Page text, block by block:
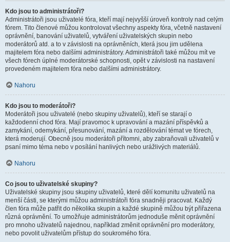
Kdo jsou to administrátoři?
Administrátoři jsou uživatelé fóra, kteří mají nejvyšší úroveň kontroly nad celým
fórem. Tito členové můžou kontrolovat všechny aspekty fóra, včetně nastavení
oprávnění, banování uživatelů, vytváření uživatelských skupin nebo
moderátorů atd. a to v závislosti na oprávněních, která jsou jim udělena
majitelem fóra nebo dalšími administrátory. Administrátoři také můžou mít ve
všech fórech úplné moderátorské schopnosti, opět v závislosti na nastavení
provedeném majitelem fóra nebo dalšími administrátory.
Nahoru
Kdo jsou to moderátoři?
Moderátoři jsou uživatelé (nebo skupiny uživatelů), kteří se starají o
každodenní chod fóra. Mají pravomoc k upravování a mazání příspěvků a
zamykání, odemykání, přesunování, mazání a rozdělování témat ve fórech,
která moderují. Obecně jsou moderátoři přítomni, aby zabraňovali uživatelů v
psaní mimo téma nebo v posílání hanlivých nebo urážlivých materiálů.
Nahoru
Co jsou to uživatelské skupiny?
Uživatelské skupiny jsou skupiny uživatelů, které dělí komunitu uživatelů na
menší části, se kterými můžou administrátoři fóra snadněji pracovat. Každý
člen fóra může patřit do několika skupin a každé skupině můžou být přiřazena
různá oprávnění. To umožňuje administrátorům jednoduše měnit oprávnění
pro mnoho uživatelů najednou, například změnit oprávnění pro moderátory,
nebo povolit uživatelům přístup do soukromého fóra.